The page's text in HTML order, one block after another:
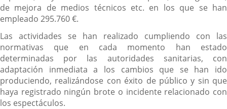
de mejora de medios técnicos etc. en los que se han
empleado 295.760 €.
Las actividades se han realizado cumpliendo con las
normativas que en cada momento han estado
determinadas por las autoridades sanitarias, con
adaptación inmediata a los cambios que se han ido
produciendo, realizándose con éxito de público y sin que
haya registrado ningún brote o incidente relacionado con
los espectáculos.